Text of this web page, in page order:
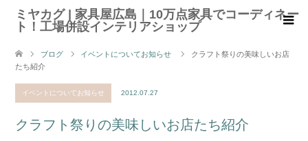
ミヤカグ | 家具屋広島｜10万点家具でコーディネー
ト！工場併設インテリアショップ
ブログ イベントについてお知らせ
クラフト祭りの美味しいお店
たち紹介
イベントについてお知らせ 2012.07.27
クラフト祭りの美味しいお店たち紹介